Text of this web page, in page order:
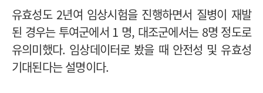
유효성도 2년여 임상시험을 진행하면서 질병이 재발
된 경우는 투여군에서 1 명, 대조군에서는 8명 정도로
유의미했다. 임상데이터로 봤을 때 안전성 및 유효성
기대된다는 설명이다.